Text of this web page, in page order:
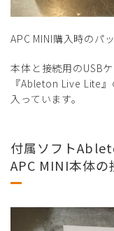
APC MINI購入時のパ
本体と接続用のUSB
『Ableton Live Lite
入っています。
付属ソフト
APC MINI本体の